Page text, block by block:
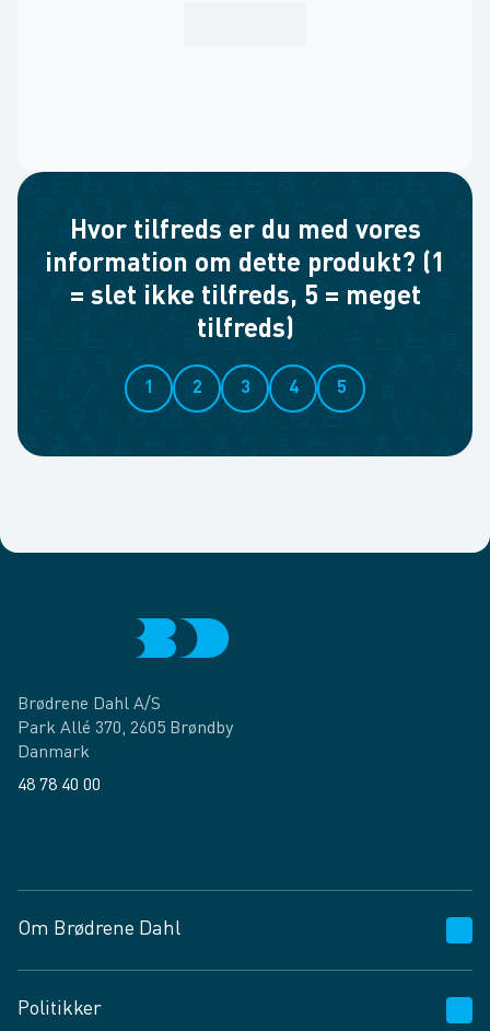
Hvor tilfreds er du med vores
information om dette produkt? (1
= slet ikke tilfreds, 5 = meget
tilfreds)
1 2 3 4 5
Brødrene Dahl A/S
Park Allé 370, 2605 Brøndby
Danmark
48 78 40 00
Om Brødrene Dahl
Vagttelefon 30 10 89 89
Politikker